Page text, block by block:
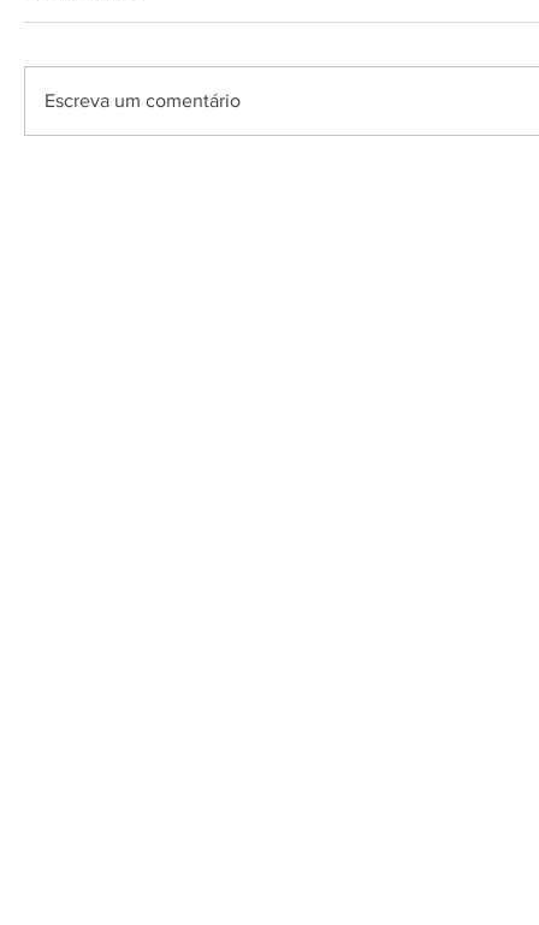
Escreva um comentário